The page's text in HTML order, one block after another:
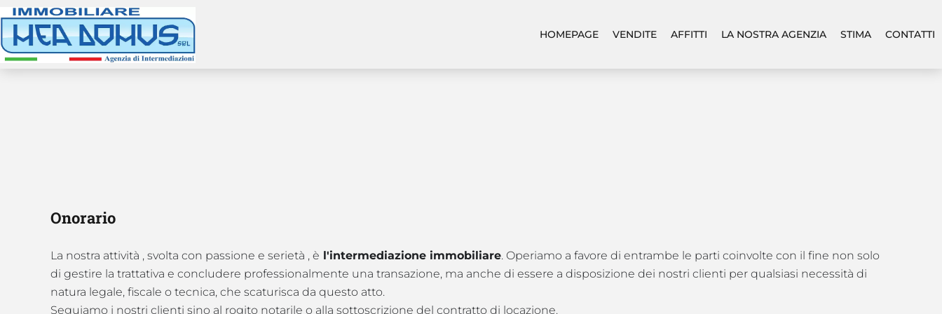
HOMEPAGE VENDITE AFFITTI LA NOSTRA AGENZIA STIMA CONTATTI
Onorario
La nostra attività , svolta con passione e serietà , è l'intermediazione immobiliare. Operiamo a favore di entrambe le parti coinvolte con il fine non solo
di gestire la trattativa e concludere professionalmente una transazione, ma anche di essere a disposizione dei nostri clienti per qualsiasi necessità di
natura legale, fiscale o tecnica, che scaturisca da questo atto.
Seguiamo i nostri clienti sino al rogito notarile o alla sottoscrizione del contratto di locazione.